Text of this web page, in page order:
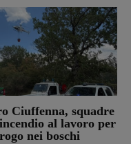
Ciuffenna, squadre
al lavoro per
nei boschi